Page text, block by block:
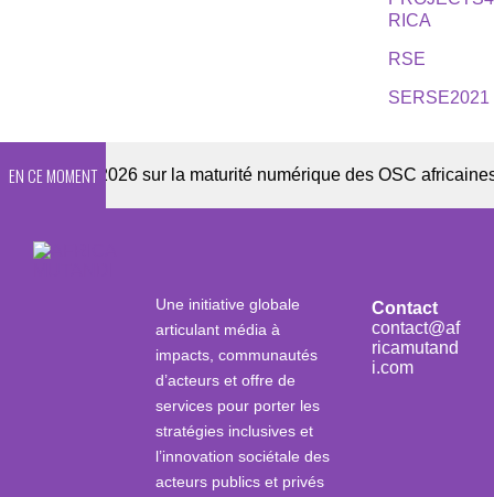
RICA
RSE
SERSE2021
EN CE MOMENT
2026 sur la maturité numérique des OSC africaines
Une initiative globale
articulant média à
impacts, communautés
d’acteurs et offre de
services pour porter les
stratégies inclusives et
l’innovation sociétale des
acteurs publics et privés
Contact
contact@af
ricamutand
i.com